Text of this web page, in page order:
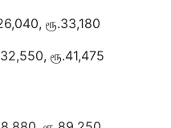
ரூ.33,180
ரூ.41,475